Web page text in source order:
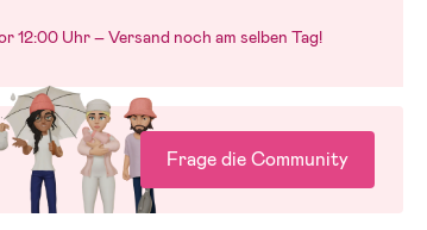
12:00 Uhr – Versand noch am selben Tag!
Frage die Community